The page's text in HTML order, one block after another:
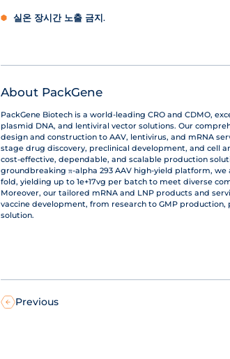
실온 장시간 노출 금지.
About PackGene
PackGene Biotech is a world-leading CRO and CDMO,
plasmid DNA, and lentiviral vector solutions. Our
design and construction to AAV, lentivirus, and mRNA
stage drug discovery, preclinical development, and cell
cost-effective, dependable, and scalable production
groundbreaking π-alpha 293 AAV high-yield platform,
fold, yielding up to 1e+17vg per batch to meet diverse
Moreover, our tailored mRNA and LNP products and
vaccine development, from research to GMP
solution.
Previous